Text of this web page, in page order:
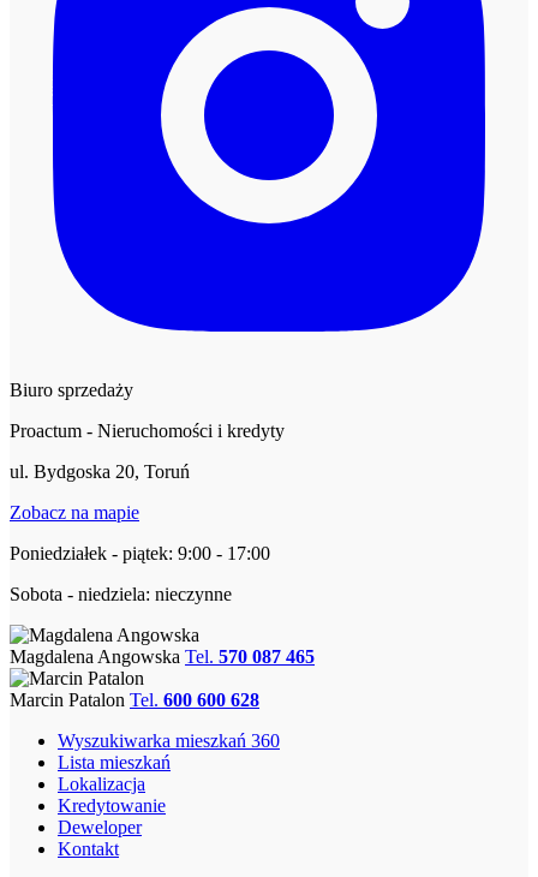
Biuro sprzedaży
Proactum - Nieruchomości i kredyty
ul. Bydgoska 20, Toruń
Zobacz na mapie
Poniedziałek - piątek: 9:00 - 17:00
Sobota - niedziela: nieczynne
Magdalena Angowska Tel. 570 087 465
Marcin Patalon Tel. 600 600 628
Wyszukiwarka mieszkań 360
Lista mieszkań
Lokalizacja
Kredytowanie
Deweloper
Kontakt